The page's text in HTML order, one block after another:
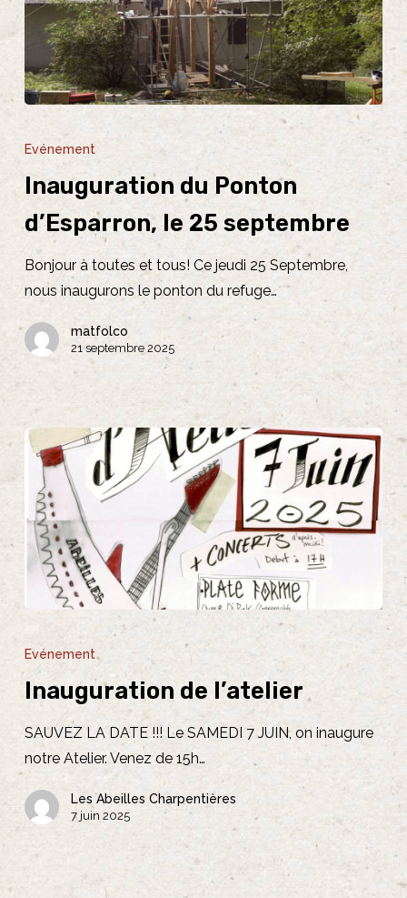
du
d’Esparron,
le
septembre
Evénement
Inauguration du Ponton
d’Esparron, le 25 septembre
Bonjour à toutes et tous! Ce jeudi 25 Septembre,
nous inaugurons le ponton du refuge…
matfolco
21 septembre 2025
de
l’atelier
Evénement
Inauguration de l’atelier
SAUVEZ LA DATE !!! Le SAMEDI 7 JUIN, on inaugure
notre Atelier. Venez de 15h…
Les Abeilles Charpentières
7 juin 2025